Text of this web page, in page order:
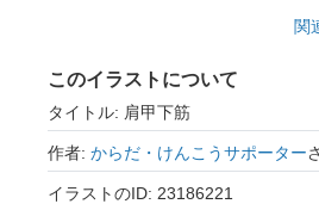
関
このイラストについて
タイトル: 肩甲下筋
作者: からだ・けんこうサポーター
イラストのID: 23186221